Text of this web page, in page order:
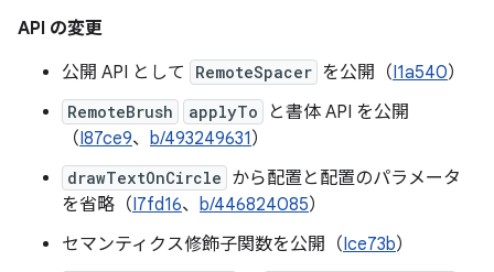
API の変更
公開 API として
RemoteSpacer を公開（I1a540）
RemoteBrush applyTo
と書体 API を公開
（I87ce9、 b/493249631）
drawTextOnCircle から配置と配置のパラメータ
を省略（I7fd16、 b/446824085）
セマンティクス修飾子関数を公開（Ice73b）